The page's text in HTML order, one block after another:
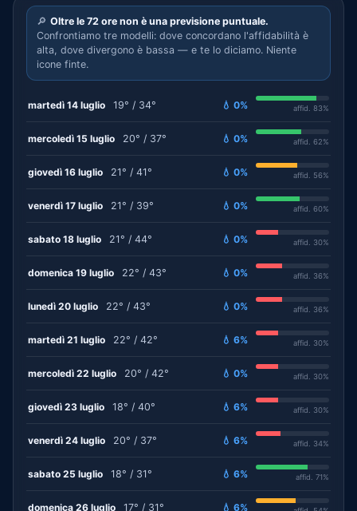
🔎 Oltre le 72 ore non è una previsione puntuale.
Confrontiamo tre modelli: dove concordano l'affidabilità è
alta, dove divergono è bassa — e te lo diciamo. Niente
icone finte.
martedì 14 luglio 19° / 34° 💧 0% affid. 83%
mercoledì 15 luglio 20° / 37° 💧 0% affid. 62%
giovedì 16 luglio 21° / 41° 💧 0% affid. 56%
venerdì 17 luglio 21° / 39° 💧 0% affid. 60%
sabato 18 luglio 21° / 44° 💧 0% affid. 30%
domenica 19 luglio 22° / 43° 💧 0% affid. 36%
lunedì 20 luglio 22° / 43° 💧 0% affid. 36%
martedì 21 luglio 22° / 42° 💧 6% affid. 30%
mercoledì 22 luglio 20° / 42° 💧 0% affid. 30%
giovedì 23 luglio 18° / 40° 💧 6% affid. 30%
venerdì 24 luglio 20° / 37° 💧 6% affid. 34%
sabato 25 luglio 18° / 31° 💧 6% affid. 71%
domenica 26 luglio 17° / 31° 💧 6%